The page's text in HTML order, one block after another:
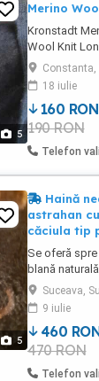
5
Merino
Kronstadt
Wool Knit
dar se
impecabila,
18 iulie
160 RON
190 RON
Telefon
5
Haină
astrahan
căciula tip
Se oferă
blană
nurca si o
aceleași
etichete fiind
mărimea XXS
cm bust 64
spatelui ...
Suceava,
9 iulie
460
470 RON
Telefon